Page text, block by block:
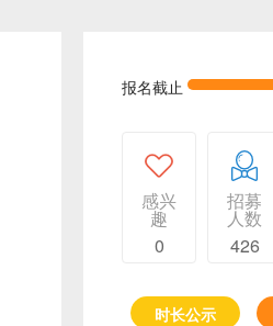
报名截止
感兴
趣
0
招募
人数
426
时长公示